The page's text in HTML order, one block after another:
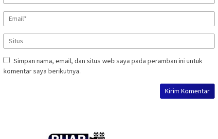
Simpan nama, email, dan situs web saya pada peramban ini untuk
komentar saya berikutnya.